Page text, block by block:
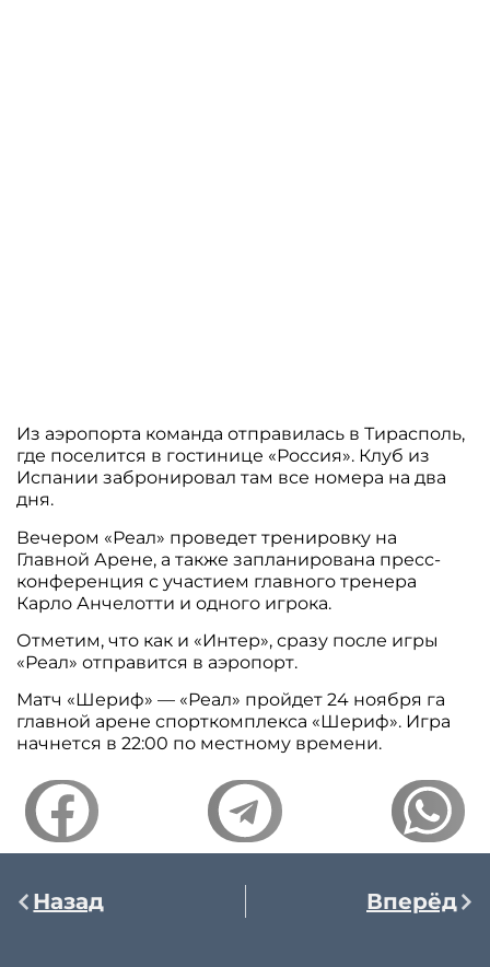
Из аэропорта команда отправилась в Тирасполь,
где поселится в гостинице «Россия». Клуб из
Испании забронировал там все номера на два
дня.
Вечером «Реал» проведет тренировку на
Главной Арене, а также запланирована пресс-
конференция с участием главного тренера
Карло Анчелотти и одного игрока.
Отметим, что как и «Интер», сразу после игры
«Реал» отправится в аэропорт.
Матч «Шериф» — «Реал» пройдет 24 ноября га
главной арене спорткомплекса «Шериф». Игра
начнется в 22:00 по местному времени.
Назад Вперёд